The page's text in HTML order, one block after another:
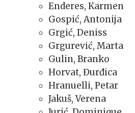
Enderes, Karmen
Gospić, Antonija
Grgić, Deniss
Grgurević, Marta
Gulin, Branko
Horvat, Đurđica
Hranuelli, Petar
Jakuš, Verena